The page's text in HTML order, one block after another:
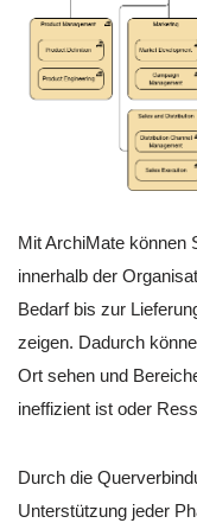
Mit ArchiMate können
innerhalb der
Bedarf bis zur
zeigen. Dadurch
Ort sehen und
ineffizient ist oder
Durch die
Unterstützung jeder